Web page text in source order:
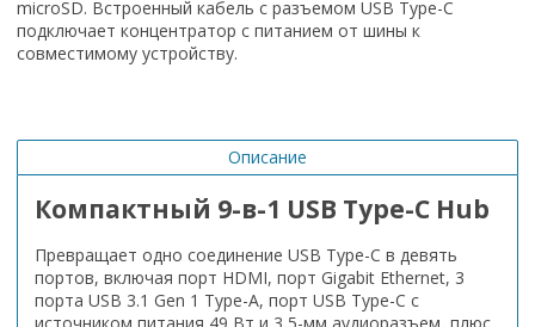
microSD. Встроенный кабель с разъемом USB Type-C
подключает концентратор с питанием от шины к
совместимому устройству.
Описание
Компактный 9-в-1 USB Type-C Hub
Превращает одно соединение USB Type-C в девять
портов, включая порт HDMI, порт Gigabit Ethernet, 3
порта USB 3.1 Gen 1 Type-A, порт USB Type-C с